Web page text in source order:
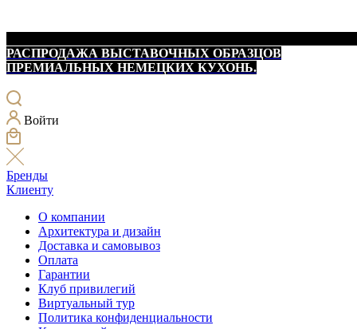
РАСПРОДАЖА ВЫСТАВОЧНЫХ ОБРАЗЦОВ
ПРЕМИАЛЬНЫХ НЕМЕЦКИХ КУХОНЬ.
Войти
Бренды
Клиенту
О компании
Архитектура и дизайн
Доставка и самовывоз
Оплата
Гарантии
Клуб привилегий
Виртуальный тур
Политика конфиденциальности